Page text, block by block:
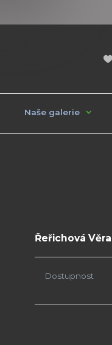
Naše galerie
Řeřichová
Dostupnost